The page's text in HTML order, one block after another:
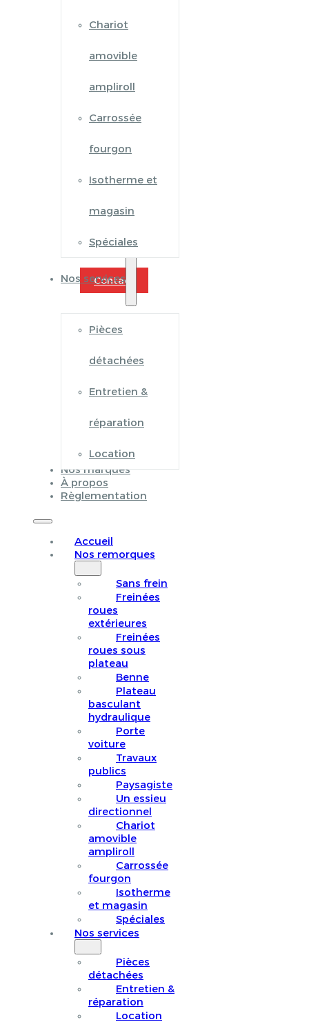
Chariot
amovible
ampliroll
Carrossée
fourgon
Isotherme et
magasin
Spéciales
Nos services
Pièces
détachées
Entretien &
réparation
Location
Nos marques
À propos
Règlementation
Accueil
Nos remorques
Sans frein
Freinées
roues
extérieures
Freinées
roues sous
plateau
Benne
Plateau
basculant
hydraulique
Porte
voiture
Travaux
publics
Paysagiste
Un essieu
directionnel
Chariot
amovible
ampliroll
Carrossée
fourgon
Isotherme
et magasin
Spéciales
Nos services
Pièces
détachées
Entretien &
réparation
Location
Contact